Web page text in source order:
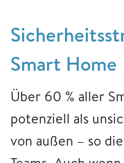
Smart Home
Über 60 % aller
potenziell als
von außen – so